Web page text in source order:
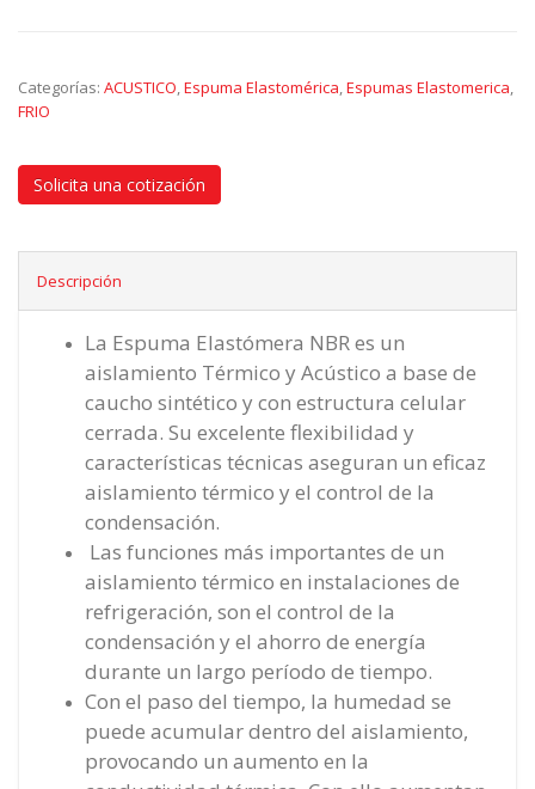
Categorías: ACUSTICO Espuma Elastomérica Espumas Elastomerica
FRIO
Solicita una cotización
Descripción
La Espuma Elastómera NBR es un
aislamiento Térmico y Acústico a base de
caucho sintético y con estructura celular
cerrada. Su excelente flexibilidad y
características técnicas aseguran un eficaz
aislamiento térmico y el control de la
condensación.
Las funciones más importantes de un
aislamiento térmico en instalaciones de
refrigeración, son el control de la
condensación y el ahorro de energía
durante un largo período de tiempo.
Con el paso del tiempo, la humedad se
puede acumular dentro del aislamiento,
provocando un aumento en la